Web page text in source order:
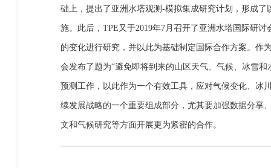
础上，提出了亚洲水塔观测-模拟集成研究计划，形成
施。此后，TPE又于2019年7月召开了亚洲水塔国际研
的变化进行研究，并以此为基础制定国际合作方案。作
会发布了题为“避免即将到来的山区天气、气候、冰雪
预测工作，以此作为一个有效工具，应对气候变化、冰
续发展战略的一个重要组成部分，尤其要加强数据分享
文和气候研究等方面开展更为紧密的合作。